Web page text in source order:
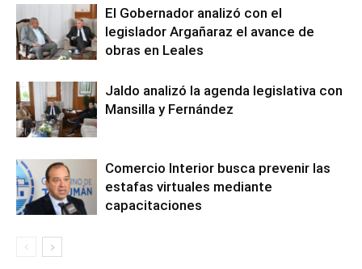
El Gobernador analizó con el
legislador Argañaraz el avance de
obras en Leales
Jaldo analizó la agenda legislativa con
Mansilla y Fernández
Comercio Interior busca prevenir las
estafas virtuales mediante
capacitaciones